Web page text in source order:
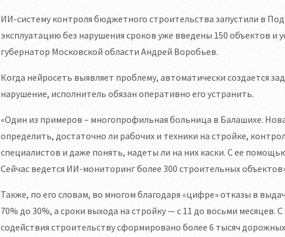
ИИ-систему контроля бюджетного строительства запустили в
эксплуатацию без нарушения сроков уже введены 150 объектов и
губернатор Московской области Андрей Воробьев.
Когда нейросеть выявляет проблему, автоматически создается
нарушение, исполнитель обязан оперативно его устранить.
«Один из примеров – многопрофильная больница в Балашихе.
определить, достаточно ли рабочих и техники на стройке,
специалистов и даже понять, надеты ли на них каски. С ее
Сейчас ведется ИИ-мониторинг более 300 строительных
Также, по его словам, во многом благодаря «цифре» отказы в
70% до 30%, а сроки выхода на стройку — с 11 до восьми
содействия строительству сформировано более 6 тысяч